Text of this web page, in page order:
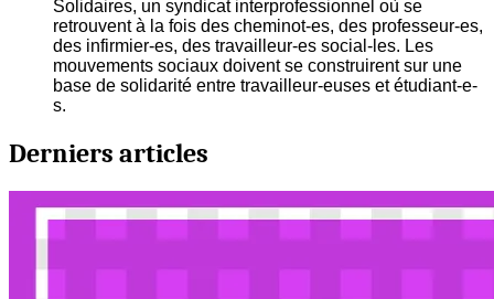
Solidaires, un syndicat interprofessionnel où se
retrouvent à la fois des cheminot-es, des professeur-es,
des infirmier-es, des travailleur-es social-les. Les
mouvements sociaux doivent se construirent sur une
base de solidarité entre travailleur-euses et étudiant-e-
s.
Derniers articles